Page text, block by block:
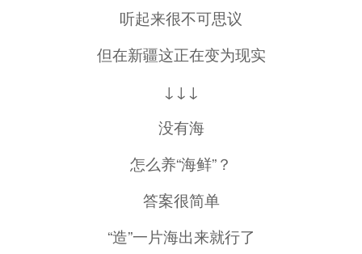
听起来很不可思议
但在新疆这正在变为现实
↓↓↓
没有海
怎么养“海鲜”？
答案很简单
“造”一片海出来就行了